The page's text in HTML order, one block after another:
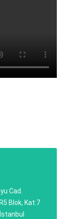
Cad.
Blok, Kat:7